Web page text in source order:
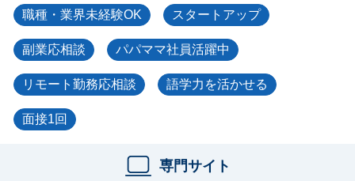
職種・業界未経験OK スタートアップ
副業応相談 パパママ社員活躍中
リモート勤務応相談 語学力を活かせる
面接1回
専門サイト